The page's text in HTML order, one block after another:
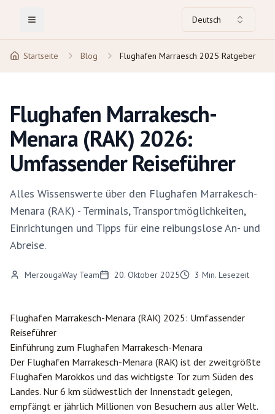
Toggle Menu Deutsch
Startseite Blog Flughafen Marraesch 2025 Ratgeber
Flughafen Marrakesch-
Menara (RAK) 2026:
Umfassender Reiseführer
Alles Wissenswerte über den Flughafen Marrakesch-
Menara (RAK) - Terminals, Transportmöglichkeiten,
Einrichtungen und Tipps für eine reibungslose An- und
Abreise.
MerzougaWay Team 20. Oktober 2025 3 Min. Lesezeit
Flughafen Marrakesch-Menara (RAK) 2025: Umfassender
Reiseführer
Einführung zum Flughafen Marrakesch-Menara
Der Flughafen Marrakesch-Menara (RAK) ist der zweitgrößte
Flughafen Marokkos und das wichtigste Tor zum Süden des
Landes. Nur 6 km südwestlich der Innenstadt gelegen,
empfängt er jährlich Millionen von Besuchern aus aller Welt.